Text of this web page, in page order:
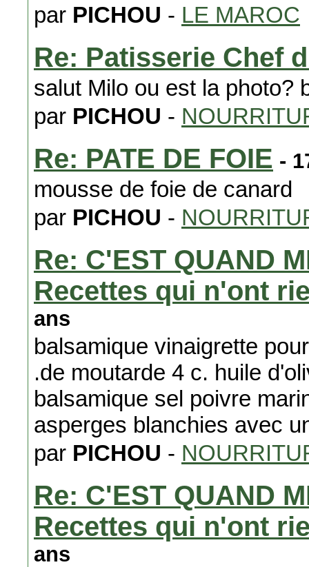
par PICHOU - LE MAROC
Re: Patisserie Chef
salut Milo ou est la photo?
par PICHOU -
Re: PATE DE FOIE -
mousse de foie de canard
par PICHOU -
Re: C'EST QUAND
Recettes qui n'ont
ans
balsamique vinaigrette
.de moutarde 4 c. huile
balsamique sel poivre
asperges blanchies avec
par PICHOU -
Re: C'EST QUAND
Recettes qui n'ont
ans